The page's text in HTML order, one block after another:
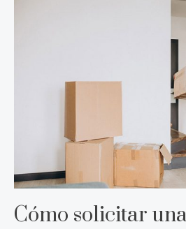
Cómo solicitar